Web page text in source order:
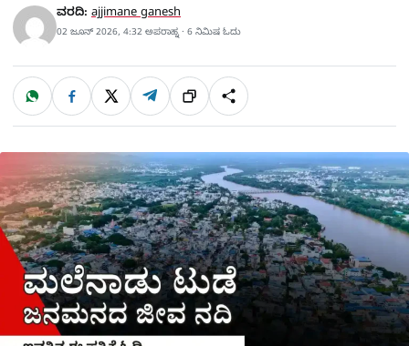
ವರದಿ: ajjimane ganesh
02 ಜೂನ್ 2026, 4:32 ಅಪರಾಹ್ನ · 6 ನಿಮಿಷ ಓದು
ಹಂಚಿಕೊಳ್ಳಿ
W
a
t
p
F
c
e
o
X T
l
e
a
m
ಲಿಂ
ಕ್
S
h
a
r
e